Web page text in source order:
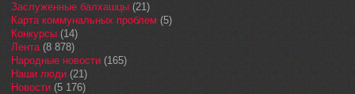
Заслуженные балхашцы (21)
Карта коммунальных проблем (5)
Конкурсы (14)
Лента(8 878)
Народные новости (165)
Наши люди (21)
Новости (5 176)